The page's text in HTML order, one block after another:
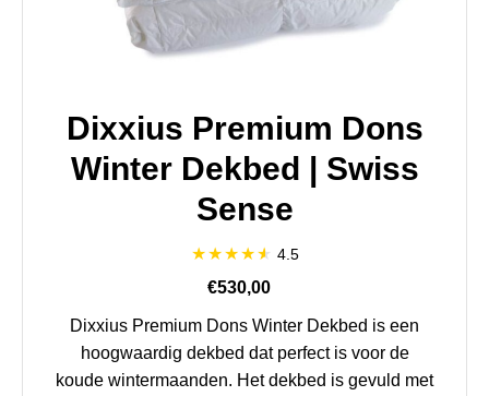
Dixxius Premium Dons
Winter Dekbed | Swiss
Sense
4.5
€530,00
Dixxius Premium Dons Winter Dekbed is een
hoogwaardig dekbed dat perfect is voor de
koude wintermaanden. Het dekbed is gevuld met